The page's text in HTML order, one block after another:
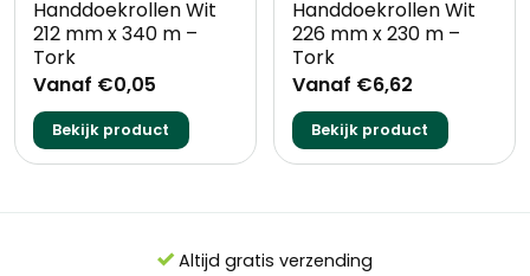
Handdoekrollen Wit
212 mm x 340 m –
Tork
Vanaf €0,05
Bekijk product
Handdoekrollen Wit
226 mm x 230 m –
Tork
Vanaf €6,62
Bekijk product
Altijd gratis verzending